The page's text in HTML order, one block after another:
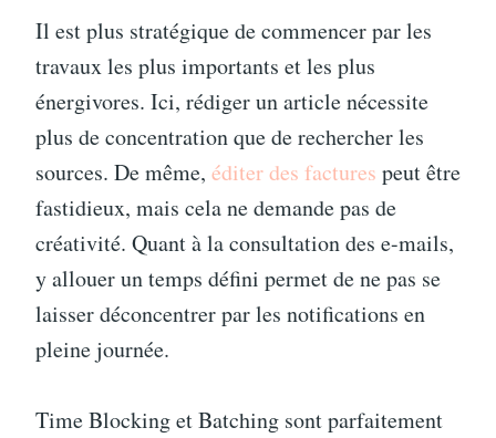
Il est plus stratégique de commencer par les
travaux les plus importants et les plus
énergivores. Ici, rédiger un article nécessite
plus de concentration que de rechercher les
sources. De même, éditer des factures peut être
fastidieux, mais cela ne demande pas de
créativité. Quant à la consultation des e-mails,
y allouer un temps défini permet de ne pas se
laisser déconcentrer par les notifications en
pleine journée.
Time Blocking et Batching sont parfaitement